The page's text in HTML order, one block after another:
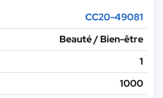
CC20-49081
Beauté / Bien-être
1
1000